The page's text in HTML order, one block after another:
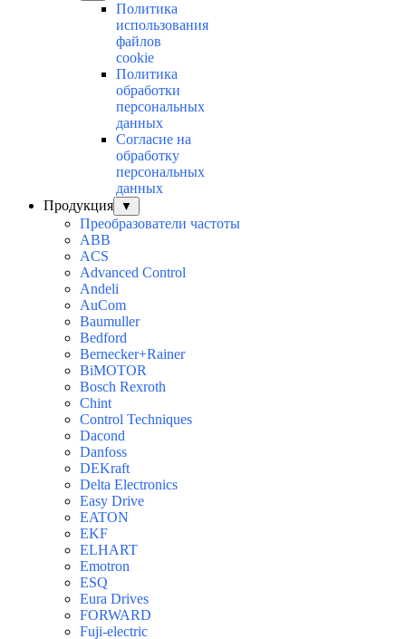
Политика
использования
файлов
cookie
Политика
обработки
персональных
данных
Согласие на
обработку
персональных
данных
Продукция
▼
Преобразователи частоты
ABB
ACS
Advanced Control
Andeli
AuСom
Baumuller
Bedford
Bernecker+Rainer
BiMOTOR
Bosch Rexroth
Chint
Control Techniques
Dacond
Danfoss
DEKraft
Delta Electronics
Easy Drive
EATON
EKF
ELHART
Emotron
ESQ
Eura Drives
FORWARD
Fuji-electric